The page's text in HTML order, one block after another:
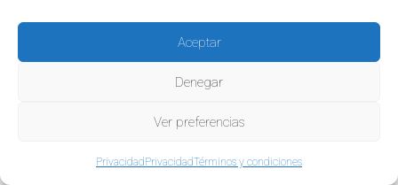
Aceptar
Denegar
Ver preferencias
PrivacidadPrivacidadTérminos y condiciones
Tour privado a pie de la Torre de
fascinante Torre de Londres, el castillo medieval
que ha albergado a algunos de los prisioneros más
Fawkes. Además, es el lugar en el cual están